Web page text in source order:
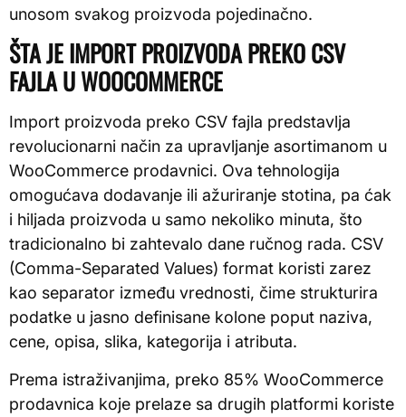
unosom svakog proizvoda pojedinačno.
ŠTA JE IMPORT PROIZVODA PREKO CSV
FAJLA U WOOCOMMERCE
Import proizvoda preko CSV fajla predstavlja
revolucionarni način za upravljanje asortimanom u
WooCommerce prodavnici. Ova tehnologija
omogućava dodavanje ili ažuriranje stotina, pa ćak
i hiljada proizvoda u samo nekoliko minuta, što
tradicionalno bi zahtevalo dane ručnog rada. CSV
(Comma-Separated Values) format koristi zarez
kao separator između vrednosti, čime strukturira
podatke u jasno definisane kolone poput naziva,
cene, opisa, slika, kategorija i atributa.
Prema istraživanjima, preko 85% WooCommerce
prodavnica koje prelaze sa drugih platformi koriste